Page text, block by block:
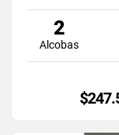
2
Alcobas